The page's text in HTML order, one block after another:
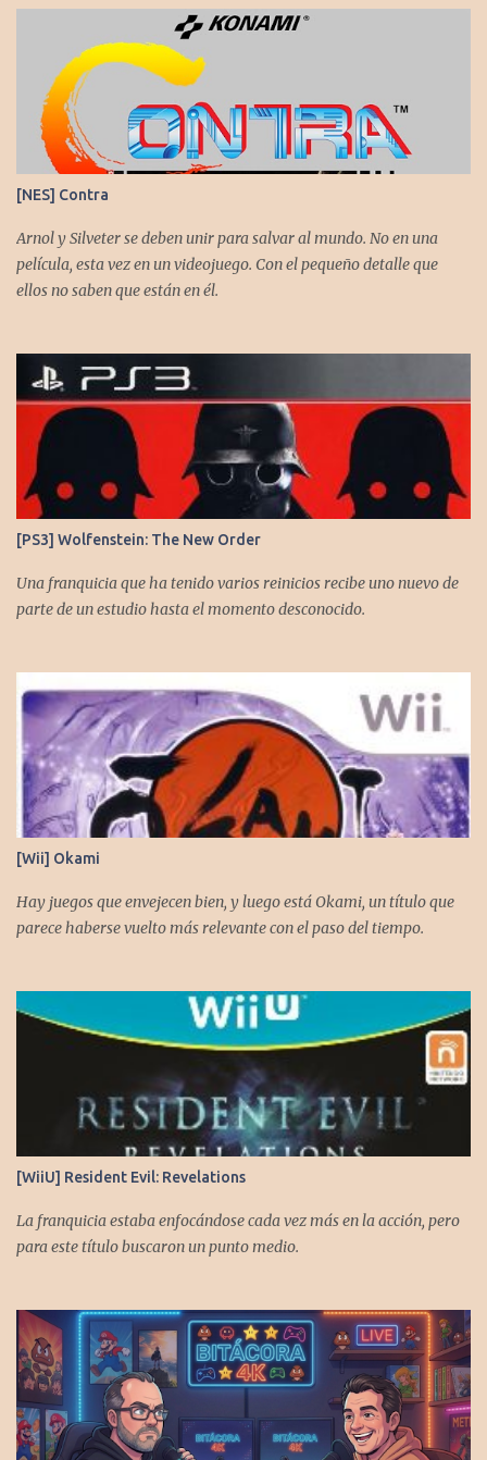
@flagstaad quien pasó el título en PS5 y junto a @GoombaVictor
nos cuenta sus impresiones y vivencias. El juego está disponible
para XBS, PS5 y PC. No sobra comentarles que necesitamos su
apoyo al seguirnos en: Spotify YouTube. Muchas gracias a todos
los que nos agregan a sus plataformas de podcast y nos dejan
comentarios en nuestras diferentes redes. Twitter -
https://twitter.com/CronicasGoomba Instagram -
https://www.instagram.com/cronicasgoomba/ Facebook -
https://www.facebook.com/CronicasGoomba
[NES] Contra
Arnol y Silveter se deben unir para salvar al mundo. No en una
película, esta vez en un videojuego. Con el pequeño detalle que
ellos no saben que están en él.
[PS3] Wolfenstein: The New Order
Una franquicia que ha tenido varios reinicios recibe uno nuevo de
parte de un estudio hasta el momento desconocido.
[Wii] Okami
Hay juegos que envejecen bien, y luego está Okami, un título que
parece haberse vuelto más relevante con el paso del tiempo.
[WiiU] Resident Evil: Revelations
La franquicia estaba enfocándose cada vez más en la acción, pero
para este título buscaron un punto medio.